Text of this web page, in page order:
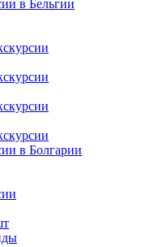
в Бельгии
в Болгарии